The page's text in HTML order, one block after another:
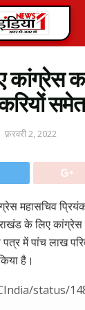
कांग्रेस
फ़रवरी 2, 2022
महासचिव प्रियंका
के लिए
में पांच लाख
है।
status/